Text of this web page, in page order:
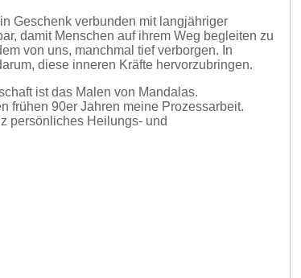
Geschenk verbunden mit langjähriger
damit Menschen auf ihrem Weg begleiten zu
von uns, manchmal tief verborgen. In
diese inneren Kräfte hervorzubringen.
ist das Malen von Mandalas.
frühen 90er Jahren meine Prozessarbeit.
persönliches Heilungs- und